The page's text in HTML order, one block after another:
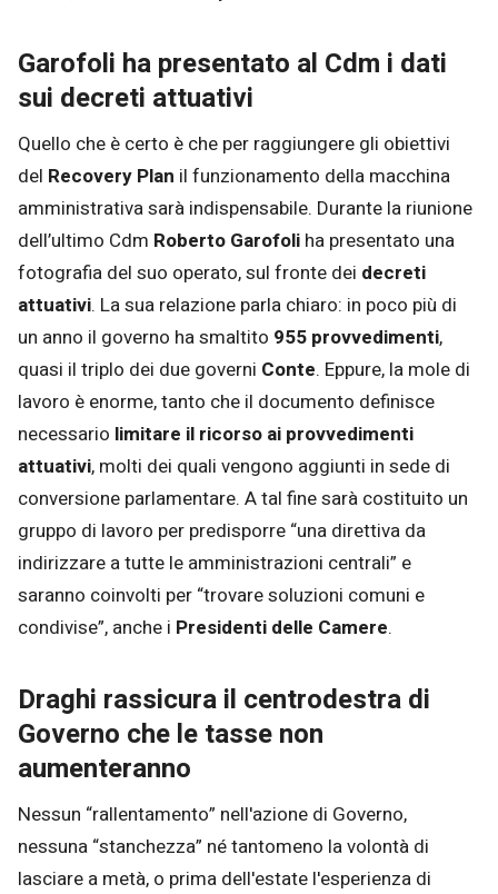
Garofoli ha presentato al Cdm i dati
sui decreti attuativi
Quello che è certo è che per raggiungere gli obiettivi
del Recovery Plan il funzionamento della macchina
amministrativa sarà indispensabile. Durante la riunione
dell’ultimo Cdm Roberto Garofoli ha presentato una
fotografia del suo operato, sul fronte dei decreti
attuativi. La sua relazione parla chiaro: in poco più di
un anno il governo ha smaltito 955 provvedimenti,
quasi il triplo dei due governi Conte. Eppure, la mole di
lavoro è enorme, tanto che il documento definisce
necessario limitare il ricorso ai provvedimenti
attuativi, molti dei quali vengono aggiunti in sede di
conversione parlamentare. A tal fine sarà costituito un
gruppo di lavoro per predisporre “una direttiva da
indirizzare a tutte le amministrazioni centrali” e
saranno coinvolti per “trovare soluzioni comuni e
condivise”, anche i Presidenti delle Camere.
Draghi rassicura il centrodestra di
Governo che le tasse non
aumenteranno
Nessun “rallentamento” nell'azione di Governo,
nessuna “stanchezza” né tantomeno la volontà di
lasciare a metà, o prima dell'estate l'esperienza di